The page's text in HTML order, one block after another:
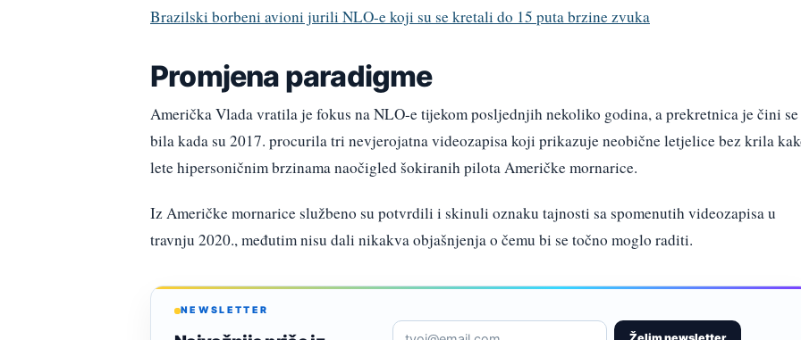
Brazilski borbeni avioni jurili NLO-e koji su se kretali do 15 puta brzine zvuka
Promjena paradigme
Američka Vlada vratila je fokus na NLO-e tijekom posljednjih nekoliko godina, a prekretnica je čini se
bila kada su 2017. procurila tri nevjerojatna videozapisa koji prikazuje neobične letjelice bez krila
lete hipersoničnim brzinama naočigled šokiranih pilota Američke mornarice.
Iz Američke mornarice službeno su potvrdili i skinuli oznaku tajnosti sa spomenutih videozapisa u
travnju 2020., međutim nisu dali nikakva objašnjenja o čemu bi se točno moglo raditi.
NEWSLETTER